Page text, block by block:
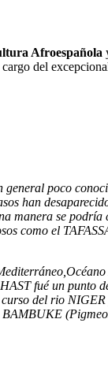
Afroespañola
cargo del
poco
han
manera se
como el
fué un punto
del rio
BAMBUKE